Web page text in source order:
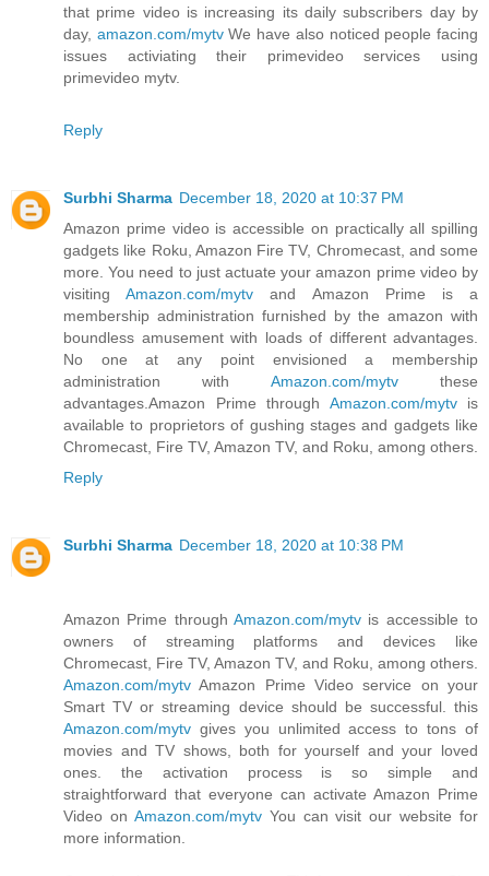
that prime video is increasing its daily subscribers day by
day, amazon.com/mytvWe have also noticed people facing
issues activiating their primevideo services using
primevideo mytv.
Reply
Surbhi Sharma December 18, 2020 at 10:37 PM
Amazon prime video is accessible on practically all spilling
gadgets like Roku, Amazon Fire TV, Chromecast, and some
more. You need to just actuate your amazon prime video by
visitingAmazon.com/mytv and Amazon Prime is a
membership administration furnished by the amazon with
boundless amusement with loads of different advantages.
No one at any point envisioned a membership
administration with Amazon.com/mytvthese
advantages.Amazon Prime through Amazon.com/mytvis
available to proprietors of gushing stages and gadgets like
Chromecast, Fire TV, Amazon TV, and Roku, among others.
Reply
Surbhi Sharma December 18, 2020 at 10:38 PM
Amazon Prime through Amazon.com/mytv is accessible to
owners of streaming platforms and devices like
Chromecast, Fire TV, Amazon TV, and Roku, among others.
Amazon.com/mytv Amazon Prime Video service on your
Smart TV or streaming device should be successful. this
Amazon.com/mytv gives you unlimited access to tons of
movies and TV shows, both for yourself and your loved
ones. the activation process is so simple and
straightforward that everyone can activate Amazon Prime
Video on Amazon.com/mytvYou can visit our website for
more information.